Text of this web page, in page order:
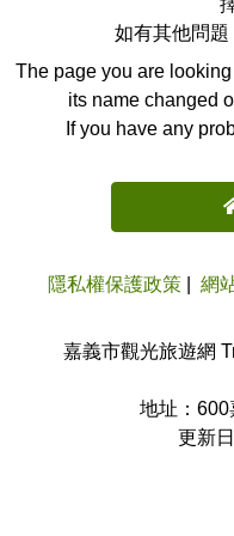
如有其他問題
The page you are
its name changed
If you have any
隱私權保護政策 網
嘉義市觀光旅遊網
地址：600
更新